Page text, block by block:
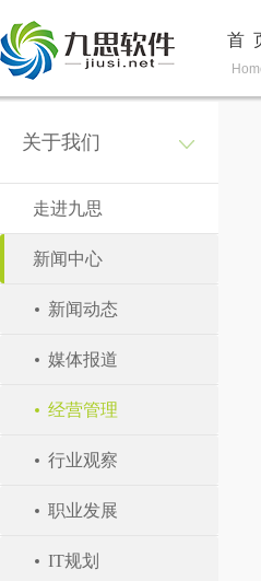
首
关于我们
走进九思
新闻中心
新闻动态
媒体报道
经营管理
行业观察
职业发展
IT规划